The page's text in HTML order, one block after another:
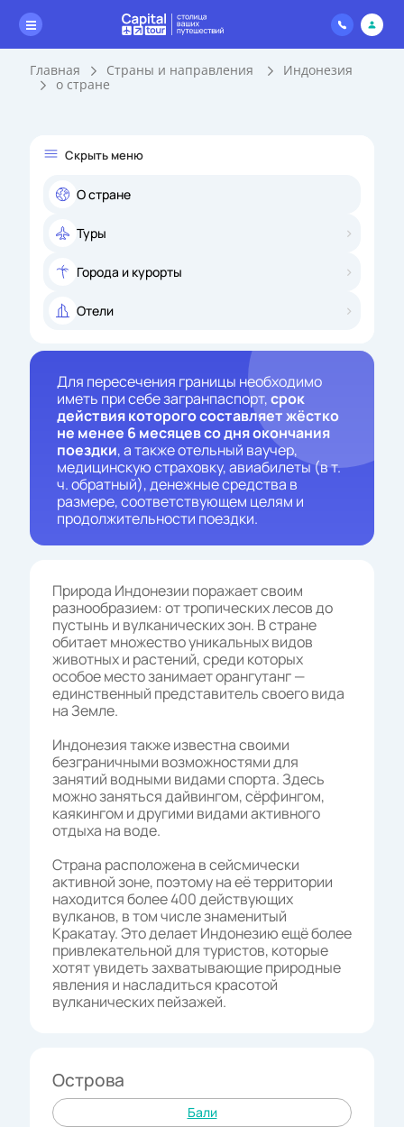
Главная Страны и направления
Индонезия
о стране
Скрыть меню
О стране
Туры
Города и курорты
Отели
Для пересечения границы необходимо
иметь при себе загранпаспорт,срок
действия которого составляет жёстко
не менее 6 месяцев со дня окончания
поездки, а также отельный ваучер,
медицинскую страховку, авиабилеты (в т.
ч. обратный), денежные средства в
размере, соответствующем целям и
продолжительности поездки.
Природа Индонезии поражает своим
разнообразием: от тропических лесов до
пустынь и вулканических зон. В стране
обитает множество уникальных видов
животных и растений, среди которых
особое место занимает орангутанг —
единственный представитель своего вида
на Земле.
Индонезия также известна своими
безграничными возможностями для
занятий водными видами спорта. Здесь
можно заняться дайвингом, сёрфингом,
каякингом и другими видами активного
отдыха на воде.
Страна расположена в сейсмически
активной зоне, поэтому на её территории
находится более 400 действующих
вулканов, в том числе знаменитый
Кракатау. Это делает Индонезию ещё более
привлекательной для туристов, которые
хотят увидеть захватывающие природные
явления и насладиться красотой
вулканических пейзажей.
Острова
Бали